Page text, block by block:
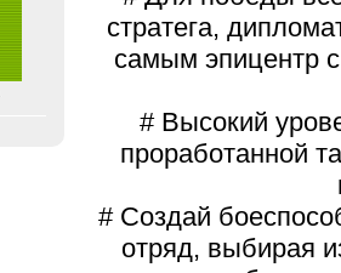
стратега,
самым эпицентр
# Высокий
проработанной
# Создай
отряд, выбирая